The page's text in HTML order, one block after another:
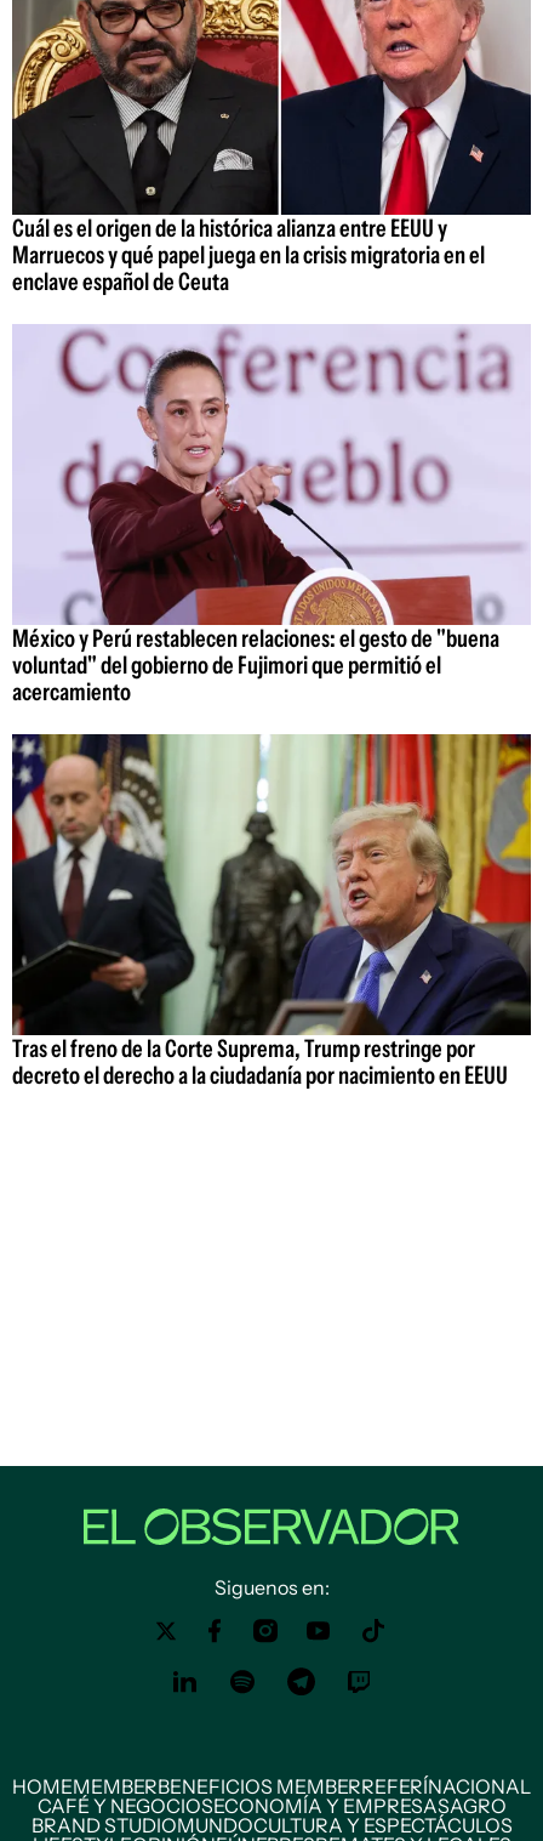
Cuál es el origen de la histórica alianza entre EEUU y
Marruecos y qué papel juega en la crisis migratoria en el
enclave español de Ceuta
México y Perú restablecen relaciones: el gesto de "buena
voluntad" del gobierno de Fujimori que permitió el
acercamiento
Tras el freno de la Corte Suprema, Trump restringe por
decreto el derecho a la ciudadanía por nacimiento en EEUU
Siguenos en:
HOMEMEMBERBENEFICIOS MEMBERREFERÍNACIONAL
CAFÉ Y NEGOCIOSECONOMÍA Y EMPRESASAGRO
BRAND STUDIOMUNDOCULTURA Y ESPECTÁCULOS